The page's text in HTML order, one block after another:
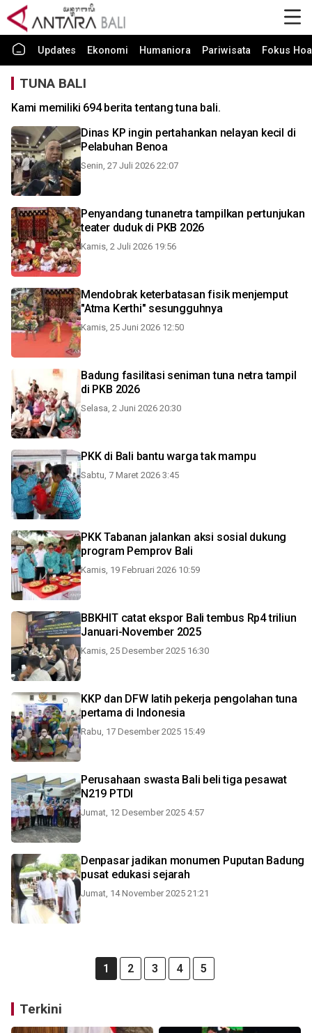
Updates Ekonomi Humaniora Pariwisata Fokus
TUNA BALI
Kami memiliki 694 berita tentang tuna bali.
Dinas KP ingin pertahankan nelayan kecil di
Pelabuhan Benoa
Senin, 27 Juli 2026 22:07
Penyandang tunanetra tampilkan pertunjukan
teater duduk di PKB 2026
Kamis, 2 Juli 2026 19:56
Mendobrak keterbatasan fisik menjemput
"Atma Kerthi" sesungguhnya
Kamis, 25 Juni 2026 12:50
Badung fasilitasi seniman tuna netra tampil
di PKB 2026
Selasa, 2 Juni 2026 20:30
PKK di Bali bantu warga tak mampu
Sabtu, 7 Maret 2026 3:45
PKK Tabanan jalankan aksi sosial dukung
program Pemprov Bali
Kamis, 19 Februari 2026 10:59
BBKHIT catat ekspor Bali tembus Rp4 triliun
Januari-November 2025
Kamis, 25 Desember 2025 16:30
KKP dan DFW latih pekerja pengolahan tuna
pertama di Indonesia
Rabu, 17 Desember 2025 15:49
Perusahaan swasta Bali beli tiga pesawat
N219 PTDI
Jumat, 12 Desember 2025 4:57
Denpasar jadikan monumen Puputan Badung
pusat edukasi sejarah
Jumat, 14 November 2025 21:21
1 2 3 4 5
Terkini